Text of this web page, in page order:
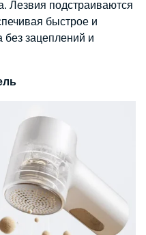
Лезвия подстраиваются
быстрое и
зацеплений и